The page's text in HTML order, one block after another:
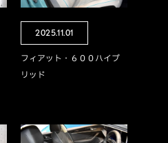
2025.11.01
フィアット・６００ハイブ
リッド